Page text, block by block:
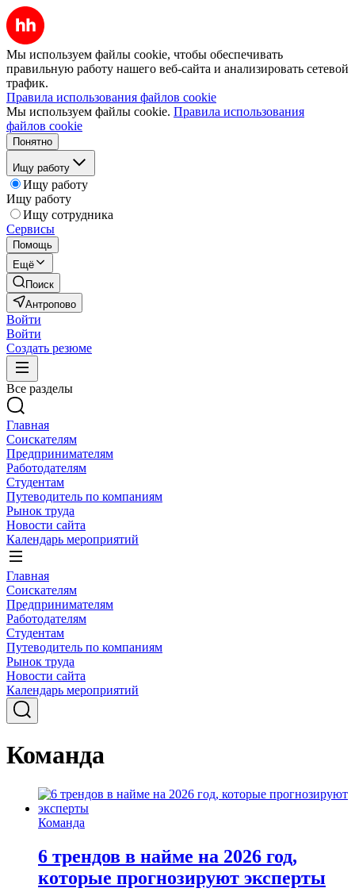
Мы используем файлы cookie, чтобы обеспечивать
правильную работу нашего веб-сайта и анализировать сетевой
трафик.
Правила использования файлов cookie
Мы используем файлы cookie. Правила использования
файлов cookie
Понятно
Ищу работу
Ищу работу
Ищу работу
Ищу сотрудника
Сервисы
Помощь
Ещё
Поиск
Антропово
Войти
Войти
Создать резюме
Все разделы
Главная
Соискателям
Предпринимателям
Работодателям
Студентам
Путеводитель по компаниям
Рынок труда
Новости сайта
Календарь мероприятий
Главная
Соискателям
Предпринимателям
Работодателям
Студентам
Путеводитель по компаниям
Рынок труда
Новости сайта
Календарь мероприятий
Команда
Команда
6 трендов в найме на 2026 год,
которые прогнозируют эксперты